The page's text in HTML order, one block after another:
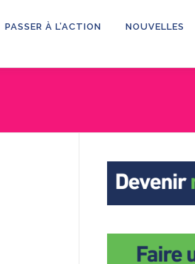
PASSER À L’ACTION NOUVELLES